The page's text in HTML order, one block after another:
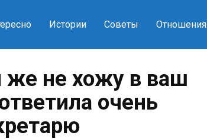
Истории Советы Отношения
же не хожу в ваш
очень